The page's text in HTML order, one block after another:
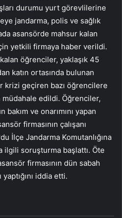
durumu yurt görevlilerine
jandarma, polis ve sağlık
asansörde mahsur kalan
yetkili firmaya haber verildi.
öğrenciler, yaklaşık 45
katın ortasında bulunan
krizi geçiren bazı öğrencilere
müdahale edildi. Öğrenciler,
ve onarımını yapan
firmasının çalışanı
İlçe Jandarma Komutanlığına
ilgili soruşturma başlattı. Öte
firmasının dün sabah
iddia etti.